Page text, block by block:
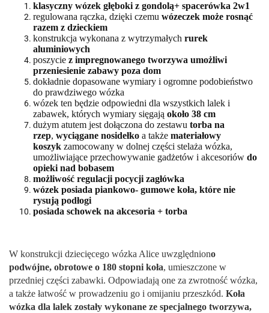
klasyczny wózek głęboki z gondolą+ spacerówka 2w1
regulowana rączka, dzięki czemu wózeczek może rosnąć
razem z dzieckiem
konstrukcja wykonana z wytrzymałych rurek
aluminiowych
poszycie z impregnowanego tworzywa umożliwi
przeniesienie zabawy poza dom
dokładnie dopasowane wymiary i ogromne podobieństwo
do prawdziwego wózka
wózek ten będzie odpowiedni dla wszystkich lalek i
zabawek, których wymiary sięgają około 38 cm
dużym atutem jest dołączona do zestawu torba na
rzep, wyciągane nosidełko a także materiałowy
koszyk zamocowany w dolnej części stelaża wózka,
umożliwiające przechowywanie gadżetów i akcesoriów do
opieki nad bobasem
możliwość regulacji pocycji zagłówka
wózek posiada piankowo- gumowe koła, które nie
rysują podłogi
posiada schowek na akcesoria + torba
W konstrukcji dziecięcego wózka Alice uwzględniono
podwójne, obrotowe o 180 stopni koła, umieszczone w
przedniej części zabawki. Odpowiadają one za zwrotność wózka,
a także łatwość w prowadzeniu go i omijaniu przeszkód. Koła
wózka dla lalek zostały wykonane ze specjalnego tworzywa,